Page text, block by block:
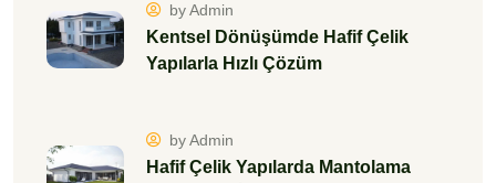
by Admin
Kentsel Dönüşümde Hafif Çelik
Yapılarla Hızlı Çözüm
by Admin
Hafif Çelik Yapılarda Mantolama